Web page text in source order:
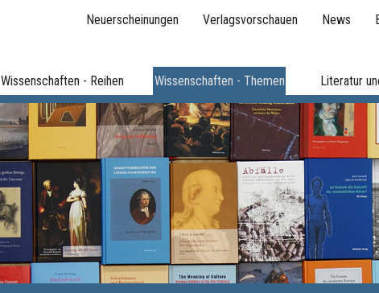
Neuerscheinungen Verlagsvorschauen News
Wissenschaften - Reihen Wissenschaften - Themen Literatur